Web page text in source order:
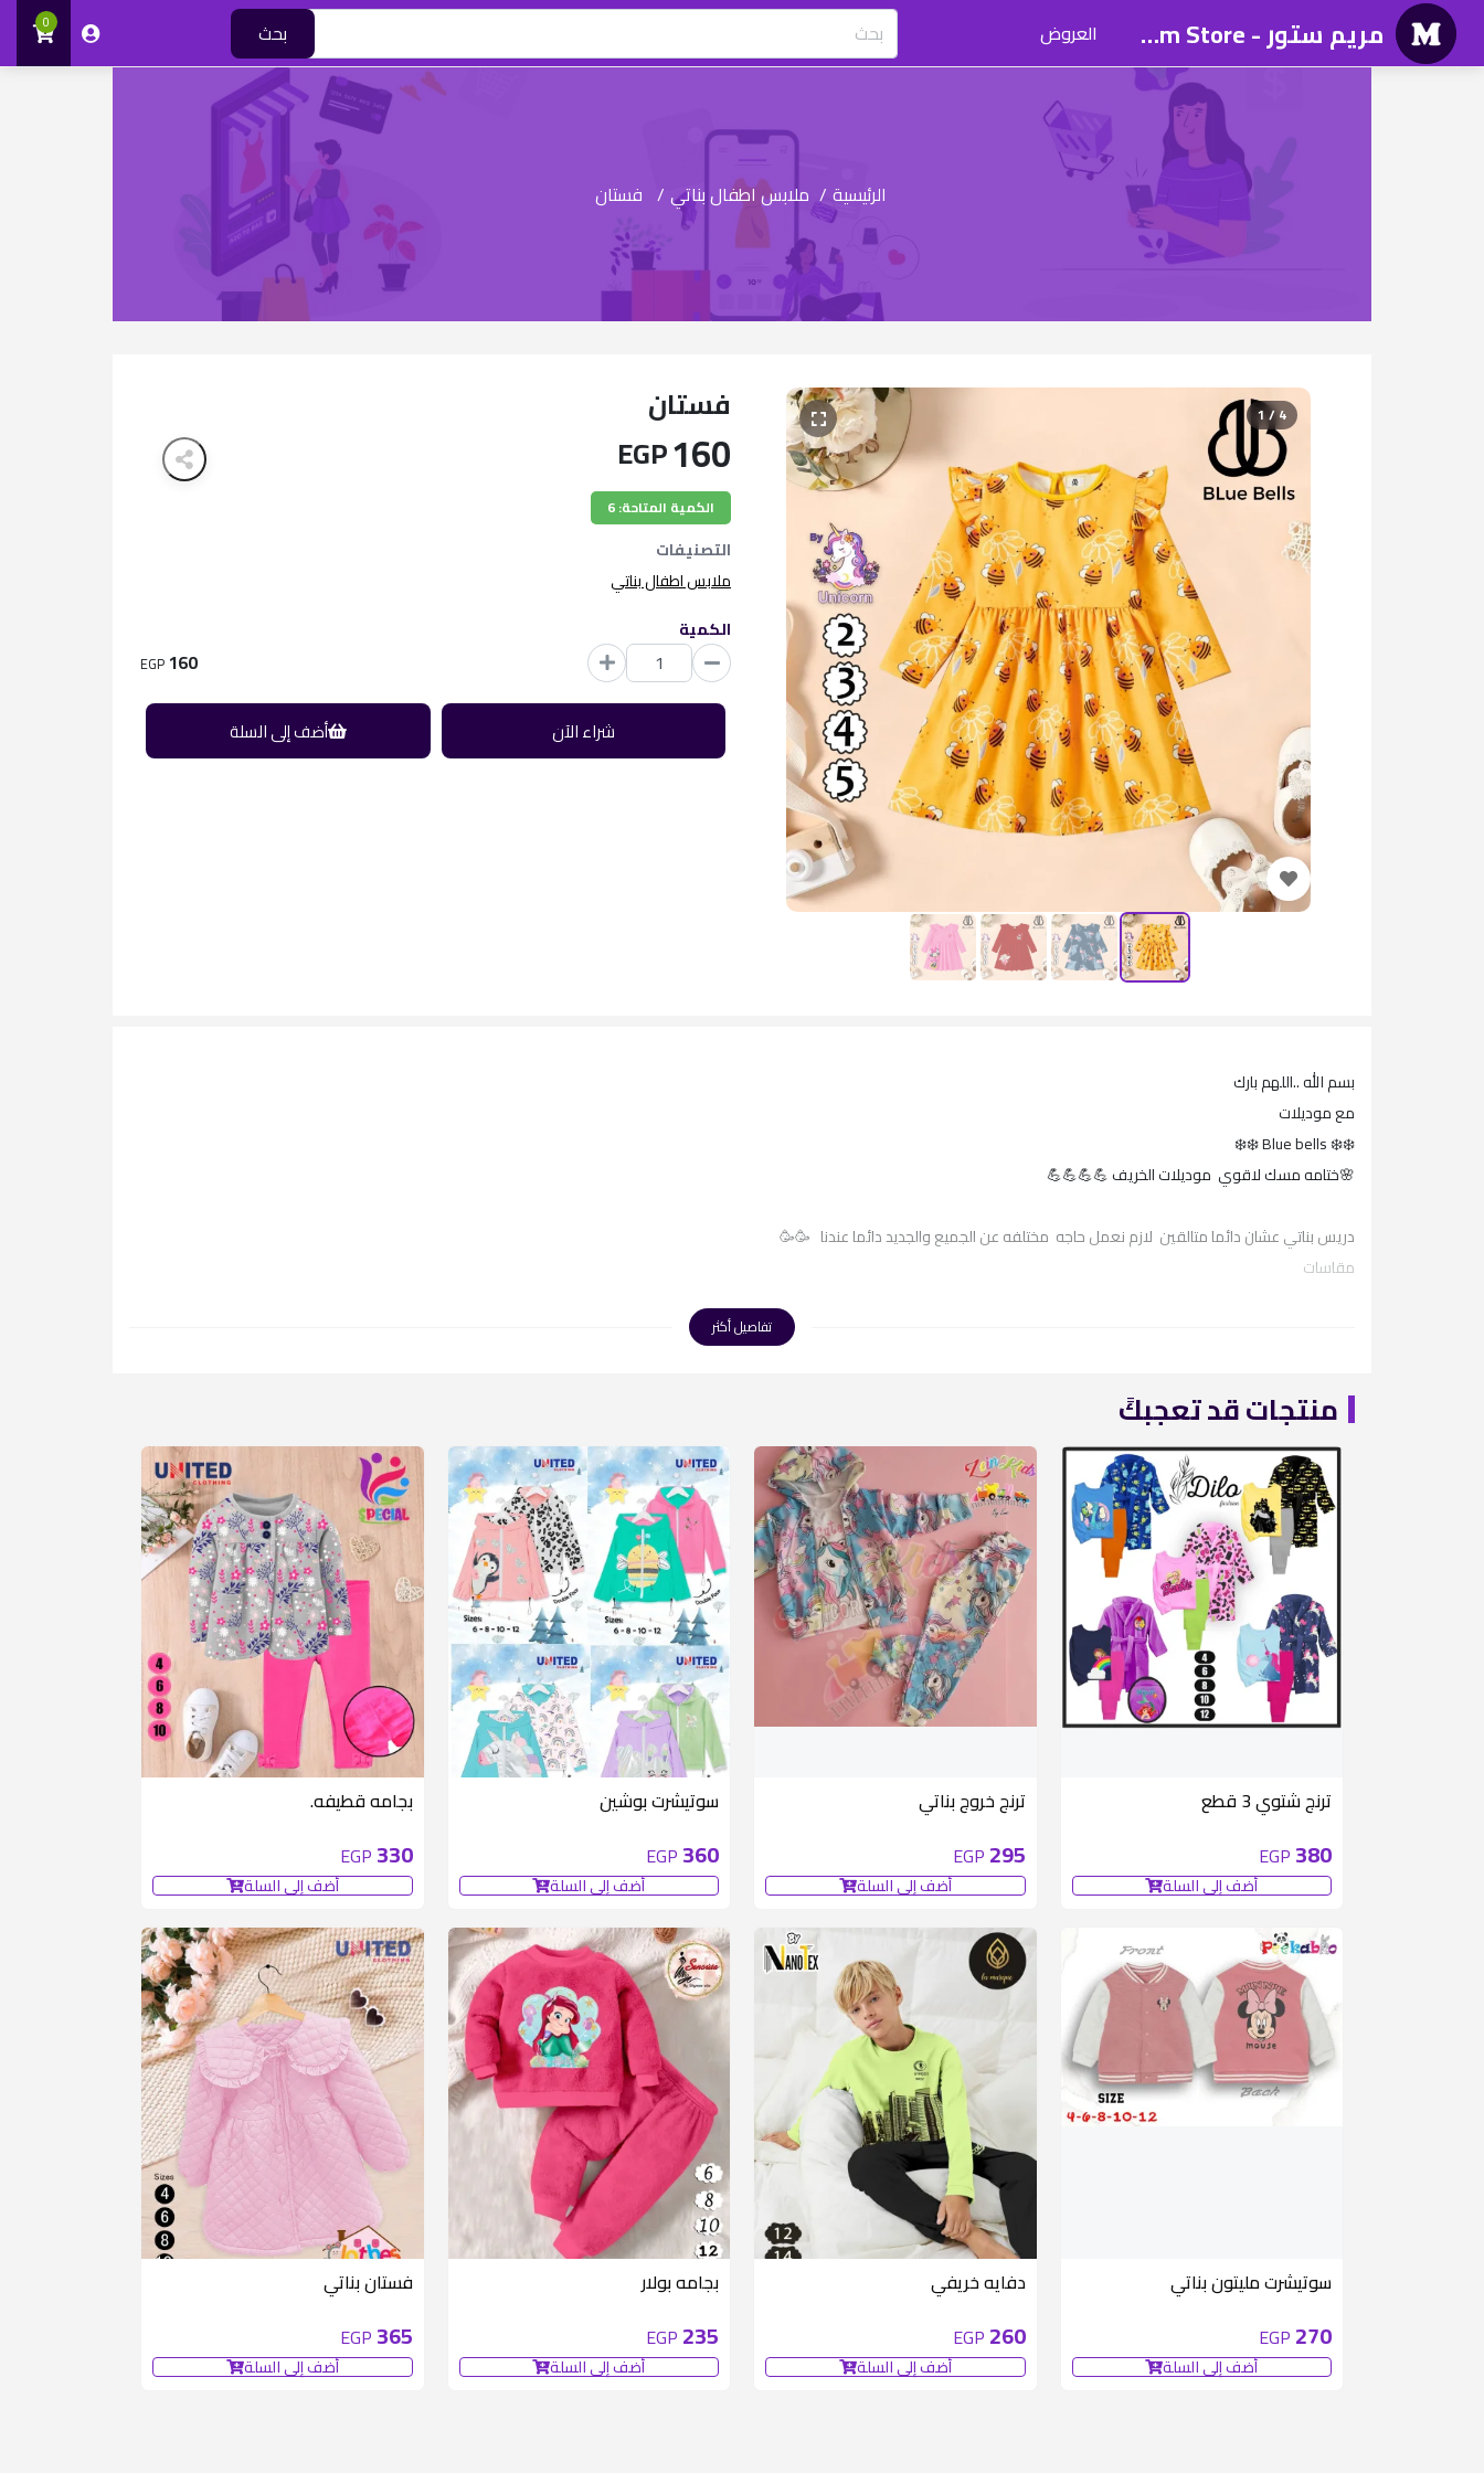
مريم ستور - Mariam Store العروض بحث 0
الرئيسية / ملابس اطفال بناتي / فستان
1 / 4 فستان
160
EGP
الكمية المتاحة: 6
التصنيفات
ملابس اطفال بناتي
الكمية
160
EGP
شراء الآن أضف إلى السلة
بسم الله ..اللهم بارك
مع موديلات
❄️❄️ Blue bells ❄️❄️
🌸ختامه مسك لاقوي موديلات الخريف 💪💪💪💪
دريس بناتي عشان دائما متالقين لازم نعمل حاجه مختلفه عن الجميع والجديد دائما عندنا 🥳🥳
مقاسات
قطن سنجل ليكرا💯💯💯
طباعه ضد البكتريا
تفاصيل أكثر
منتجات قد تعجبكً
ترنج شتوي 3 قطع
380
EGP
أضف إلى السلة
ترنج خروج بناتي
295
EGP
أضف إلى السلة
سوتيشرت بوشين
360
EGP
أضف إلى السلة
بجامه قطيفه.
330
EGP
أضف إلى السلة
سوتيشرت مليتون بناتي
270
EGP
أضف إلى السلة
دفايه خريفي
260
EGP
أضف إلى السلة
بجامه بولار
235
EGP
أضف إلى السلة
فستان بناتي
365
EGP
أضف إلى السلة